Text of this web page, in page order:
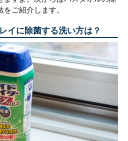
ご紹介します。
イに除菌する洗い方は？